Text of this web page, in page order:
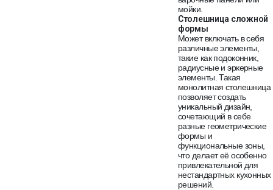
мойки.
Столешница сложной
формы
Может включать в себя
различные элементы,
такие как подоконник,
радиусные и эркерные
элементы. Такая
монолитная столешница
позволяет создать
уникальный дизайн,
сочетающий в себе
разные геометрические
формы и
функциональные зоны,
что делает её особенно
привлекательной для
нестандартных кухонных
решений.